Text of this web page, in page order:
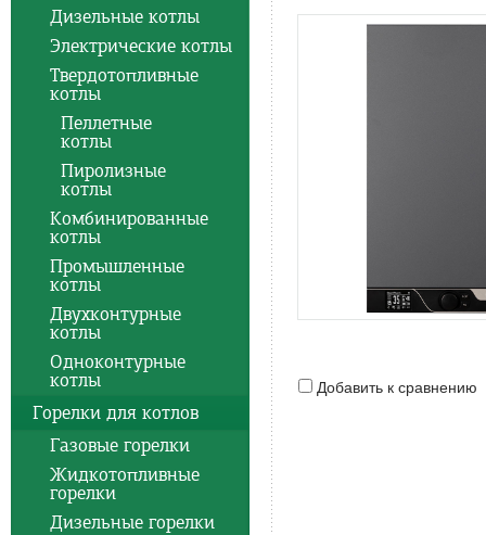
Добавить к сравнению
Дизельные котлы
Электрические котлы
Твердотопливные
котлы
Пеллетные
котлы
Пиролизные
котлы
Комбинированные
котлы
Промышленные
котлы
Двухконтурные
котлы
Одноконтурные
котлы
Горелки для котлов
Газовые горелки
Жидкотопливные
горелки
Дизельные горелки